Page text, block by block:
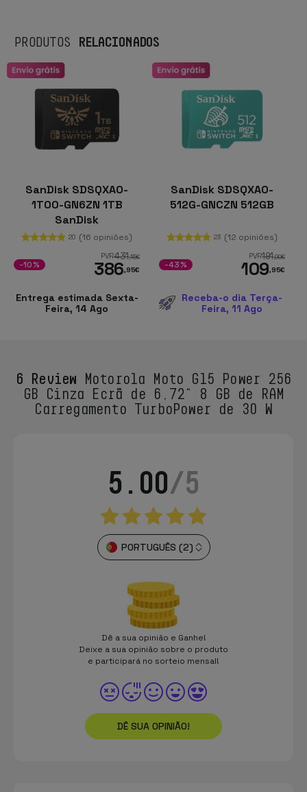
PRODUTOS RELACIONADOS
SanDisk SDSQXAO-
1T00-GN6ZN 1TB
SanDisk
20 (16 opiniões)
PVR431,15€
386,95€
-10%
Entrega estimada Sexta-
Feira, 14 Ago
SanDisk SDSQXAO-
512G-GNCZN 512GB
23 (12 opiniões)
PVR191,99€
109,95€
-43%
Receba-o dia Terça-
Feira, 11 Ago
6 Review Motorola Moto G15 Power 256
GB Cinza Ecrã de 6,72“ 8 GB de RAM
Carregamento TurboPower de 30 W
5.00/5
PORTUGUÊS (2)
Dê a sua opinião e Ganhe!
Deixe a sua opinião sobre o produto
e participará no sorteio mensal!
DÊ SUA OPINIÃO!